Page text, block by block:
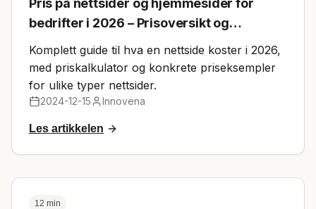
Pris på nettsider og hjemmesider for
bedrifter i 2026 – Prisoversikt og
priskalkulator
Komplett guide til hva en nettside koster i 2026,
med priskalkulator og konkrete priseksempler
for ulike typer nettsider.
2024-12-15 Innovena
Les artikkelen
12 min